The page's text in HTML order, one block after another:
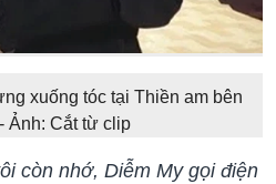
xuống tóc tại Thiền am bên
Ảnh: Cắt từ clip
còn nhớ, Diễm My gọi điện